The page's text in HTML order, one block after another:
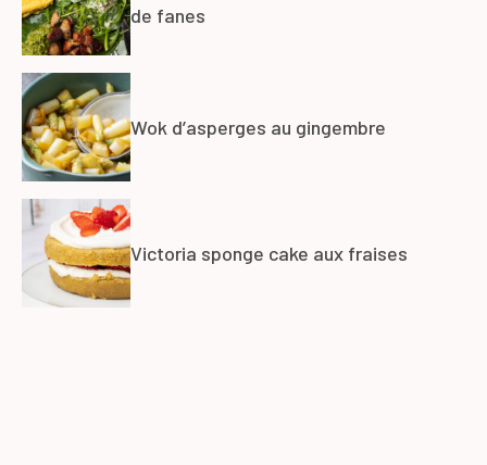
de fanes
Wok d’asperges au gingembre
Victoria sponge cake aux fraises